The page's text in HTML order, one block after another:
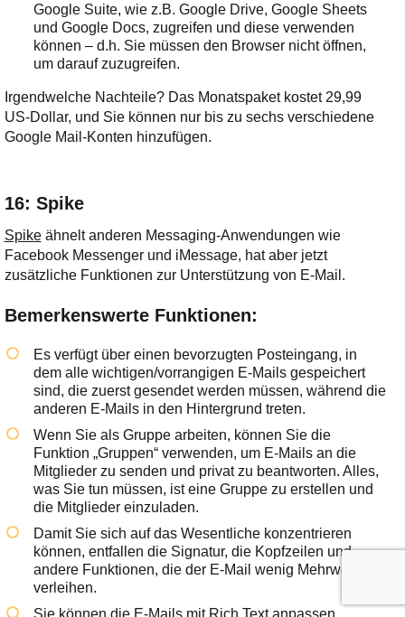
Google Suite, wie z.B. Google Drive, Google Sheets
und Google Docs, zugreifen und diese verwenden
können – d.h. Sie müssen den Browser nicht öffnen,
um darauf zuzugreifen.
Irgendwelche Nachteile? Das Monatspaket kostet 29,99
US-Dollar, und Sie können nur bis zu sechs verschiedene
Google Mail-Konten hinzufügen.
16: Spike
Spikeähnelt anderen Messaging-Anwendungen wie
Facebook Messenger und iMessage, hat aber jetzt
zusätzliche Funktionen zur Unterstützung von E-Mail.
Bemerkenswerte Funktionen:
Es verfügt über einen bevorzugten Posteingang, in
dem alle wichtigen/vorrangigen E-Mails gespeichert
sind, die zuerst gesendet werden müssen, während die
anderen E-Mails in den Hintergrund treten.
Wenn Sie als Gruppe arbeiten, können Sie die
Funktion „Gruppen“ verwenden, um E-Mails an die
Mitglieder zu senden und privat zu beantworten. Alles,
was Sie tun müssen, ist eine Gruppe zu erstellen und
die Mitglieder einzuladen.
Damit Sie sich auf das Wesentliche konzentrieren
können, entfallen die Signatur, die Kopfzeilen und
andere Funktionen, die der E-Mail wenig Mehrwert
verleihen.
Sie können die E-Mails mit Rich Text anpassen,